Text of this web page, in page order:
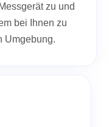
zu und
bei Ihnen zu
Umgebung.